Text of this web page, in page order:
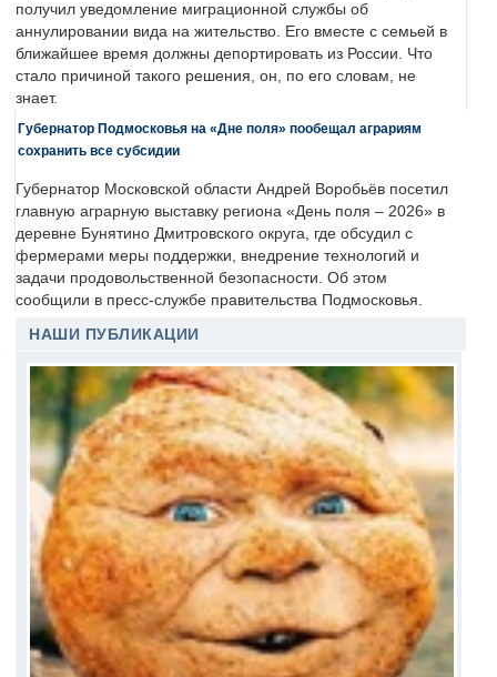
получил уведомление миграционной службы об
аннулировании вида на жительство. Его вместе с семьей в
ближайшее время должны депортировать из России. Что
стало причиной такого решения, он, по его словам, не
знает.
Губернатор Подмосковья на «Дне поля» пообещал аграриям
сохранить все субсидии
Губернатор Московской области Андрей Воробьёв посетил
главную аграрную выставку региона «День поля – 2026» в
деревне Бунятино Дмитровского округа, где обсудил с
фермерами меры поддержки, внедрение технологий и
задачи продовольственной безопасности. Об этом
сообщили в пресс-службе правительства Подмосковья.
НАШИ ПУБЛИКАЦИИ